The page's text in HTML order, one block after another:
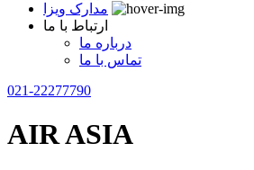
مدارک ویزا
ارتباط با ما
درباره ما
تماس با ما
021-22277790
AIR ASIA